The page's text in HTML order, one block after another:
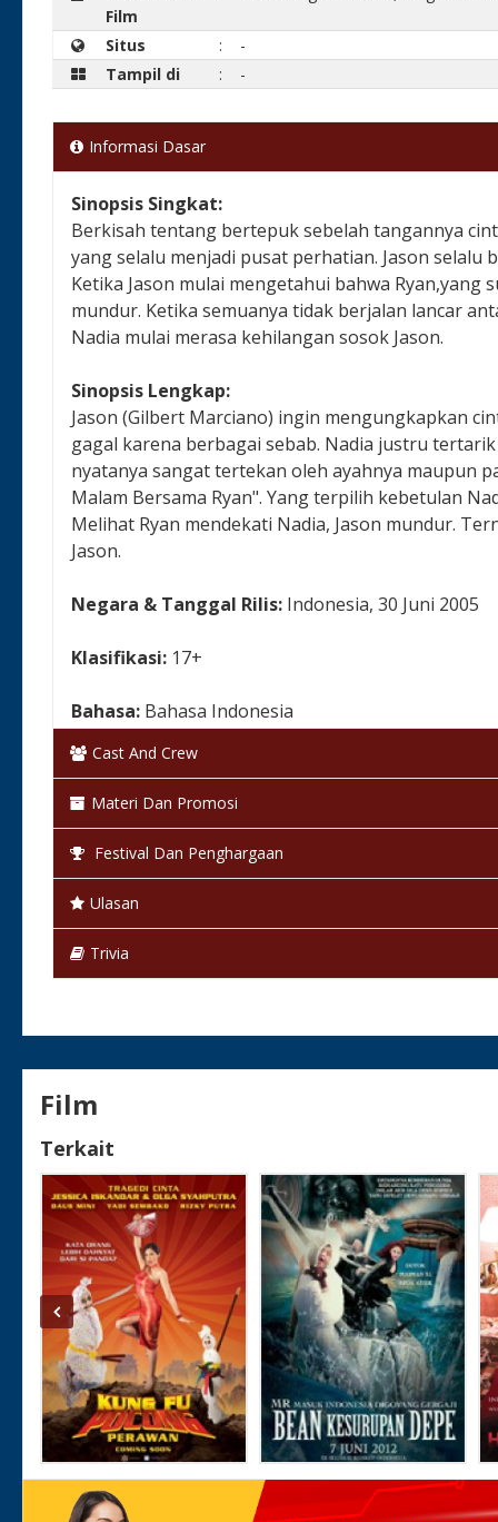
Film
Situs :
-
Tampil di
: -
Informasi Dasar
Sinopsis Singkat:
Berkisah tentang bertepuk sebelah tangannya
yang selalu menjadi pusat perhatian. Jason
Ketika Jason mulai mengetahui bahwa Ryan,yang
mundur. Ketika semuanya tidak berjalan lancar
Nadia mulai merasa kehilangan sosok Jason.
Sinopsis Lengkap:
Jason (Gilbert Marciano) ingin mengungkapkan
gagal karena berbagai sebab. Nadia justru
nyatanya sangat tertekan oleh ayahnya maupun
Malam Bersama Ryan". Yang terpilih kebetulan
Melihat Ryan mendekati Nadia, Jason mundur.
Jason.
Negara & Tanggal Rilis: Indonesia, 30 Juni 2005
Klasifikasi: 17+
Bahasa: Bahasa Indonesia
Warna:Berwarna
Status:
Cast And Crew
Materi Dan Promosi
Festival Dan Penghargaan
Ulasan
Trivia
Film
Terkait